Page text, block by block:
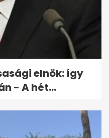
ha 1979 előtt
elnök: így
- A hét...